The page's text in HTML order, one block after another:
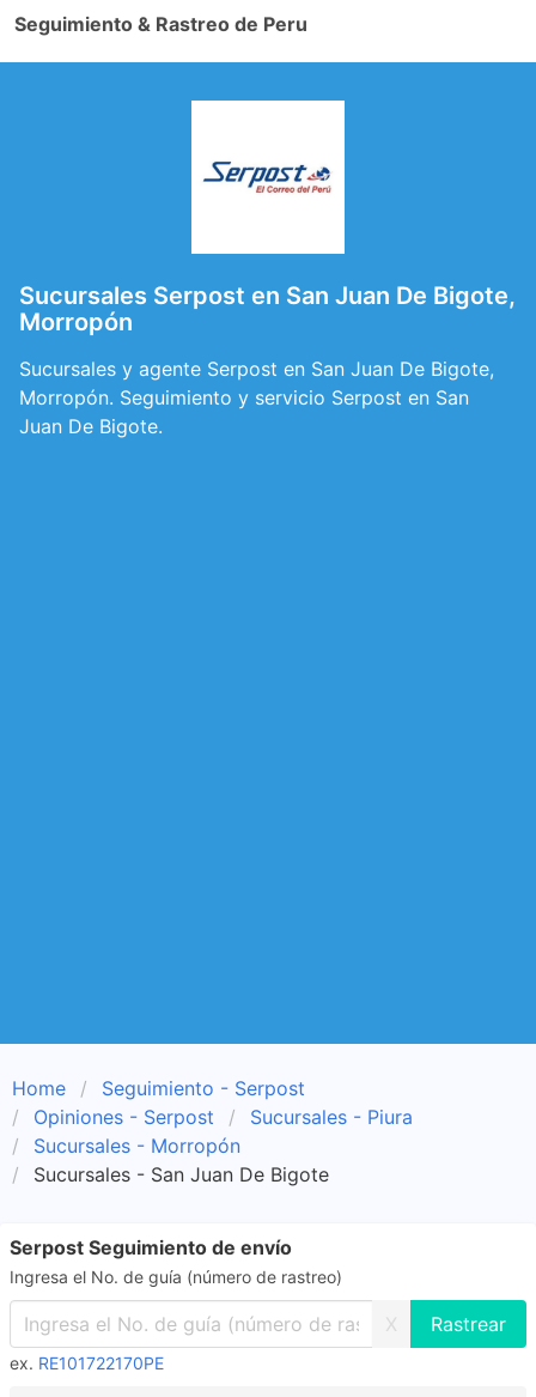
Seguimiento & Rastreo de Peru
Sucursales Serpost en San Juan De Bigote,
Morropón
Sucursales y agente Serpost en San Juan De Bigote,
Morropón. Seguimiento y servicio Serpost en San
Juan De Bigote.
Home
Seguimiento - Serpost
Opiniones - Serpost
Sucursales - Piura
Sucursales - Morropón
Sucursales - San Juan De Bigote
Serpost Seguimiento de envío
Ingresa el No. de guía (número de rastreo)
X
ex. RE101722170PE